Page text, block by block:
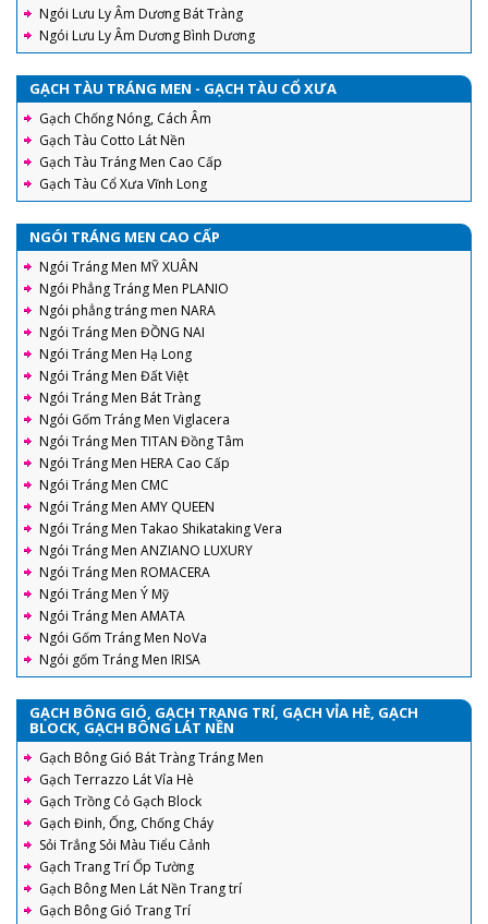
Ngói Lưu Ly Âm Dương Bát Tràng
Ngói Lưu Ly Âm Dương Bình Dương
GẠCH TÀU TRÁNG MEN - GẠCH TÀU CỔ XƯA
Gạch Chống Nóng, Cách Âm
Gạch Tàu Cotto Lát Nền
Gạch Tàu Tráng Men Cao Cấp
Gạch Tàu Cổ Xưa Vĩnh Long
NGÓI TRÁNG MEN CAO CẤP
Ngói Tráng Men MỸ XUÂN
Ngói Phẳng Tráng Men PLANIO
Ngói phẳng tráng men NARA
Ngói Tráng Men ĐỒNG NAI
Ngói Tráng Men Hạ Long
Ngói Tráng Men Đất Việt
Ngói Tráng Men Bát Tràng
Ngói Gốm Tráng Men Viglacera
Ngói Tráng Men TITAN Đồng Tâm
Ngói Tráng Men HERA Cao Cấp
Ngói Tráng Men CMC
Ngói Tráng Men AMY QUEEN
Ngói Tráng Men Takao Shikataking Vera
Ngói Tráng Men ANZIANO LUXURY
Ngói Tráng Men ROMACERA
Ngói Tráng Men Ý Mỹ
Ngói Tráng Men AMATA
Ngói Gốm Tráng Men NoVa
Ngói gốm Tráng Men IRISA
GẠCH BÔNG GIÓ, GẠCH TRANG TRÍ, GẠCH VỈA HÈ, GẠCH
BLOCK, GẠCH BÔNG LÁT NỀN
Gạch Bông Gió Bát Tràng Tráng Men
Gạch Terrazzo Lát Vỉa Hè
Gạch Trồng Cỏ Gạch Block
Gạch Đinh, Ống, Chống Cháy
Sỏi Trắng Sỏi Màu Tiểu Cảnh
Gạch Trang Trí Ốp Tường
Gạch Bông Men Lát Nền Trang trí
Gạch Bông Gió Trang Trí